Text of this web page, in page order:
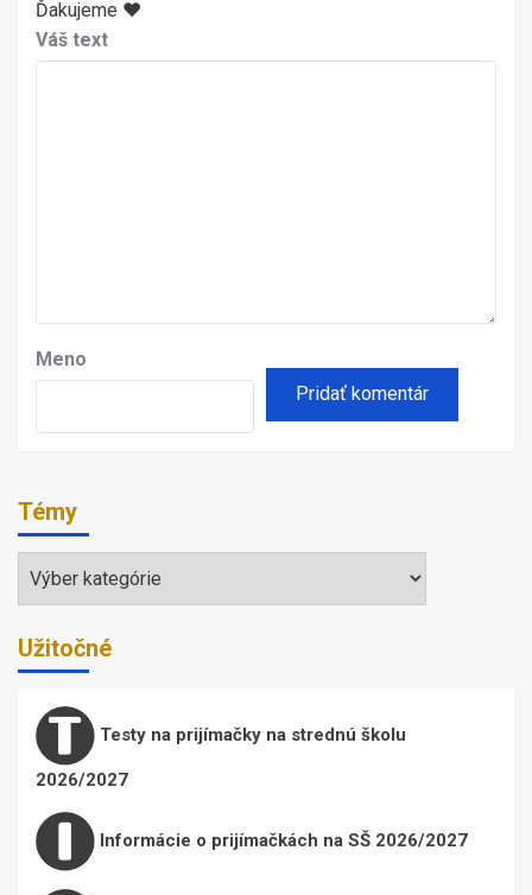
Ďakujeme ♥
Váš text
Meno
Témy
Užitočné
Testy na prijímačky na strednú školu
2026/2027
Informácie o prijímačkách na SŠ 2026/2027